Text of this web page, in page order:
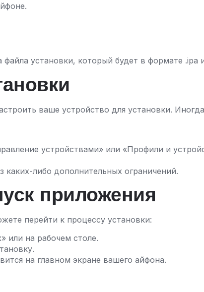
файла установки, который будет в формате
ваше устройство для установки.
устройствами» или «Профили и
либо дополнительных ограничений.
приложения
перейти к процессу установки:
или на рабочем столе.
на главном экране вашего айфона.